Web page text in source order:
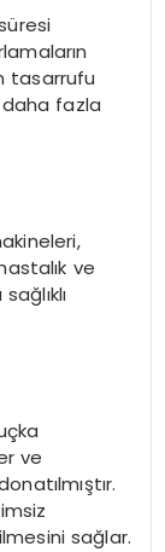
tasarrufu
fazla
ve
ve
sağlar.